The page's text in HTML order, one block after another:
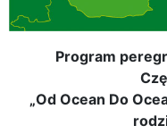
Program
„Od Ocean Do